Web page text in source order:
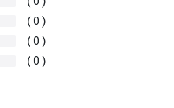
0
0
0